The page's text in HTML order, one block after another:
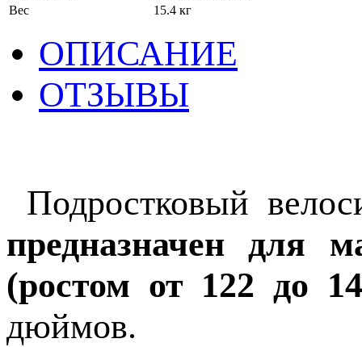
Вес
15.4 кг
ОПИСАНИЕ
ОТЗЫВЫ
Подростковый
предназначен для
(ростом от 122 до
дюймов.